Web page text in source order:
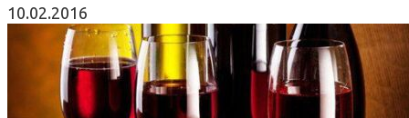
10.02.2016